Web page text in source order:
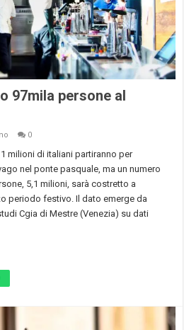
97mila persone al
0
milioni di italiani partiranno per
nel ponte pasquale, ma un numero
5,1 milioni, sarà costretto a
periodo festivo. Il dato emerge da
Cgia di Mestre (Venezia) su dati